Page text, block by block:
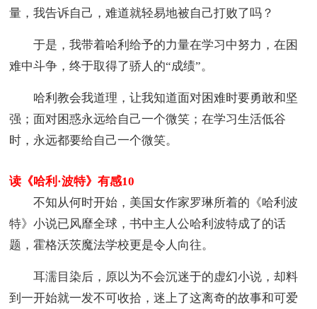
量，我告诉自己，难道就轻易地被自己打败了吗？
于是，我带着哈利给予的力量在学习中努力，在困
难中斗争，终于取得了骄人的“成绩”。
哈利教会我道理，让我知道面对困难时要勇敢和坚
强；面对困惑永远给自己一个微笑；在学习生活低谷
时，永远都要给自己一个微笑。
读《哈利·波特》有感10
不知从何时开始，美国女作家罗琳所着的《哈利波
特》小说已风靡全球，书中主人公哈利波特成了的话
题，霍格沃茨魔法学校更是令人向往。
耳濡目染后，原以为不会沉迷于的虚幻小说，却料
到一开始就一发不可收拾，迷上了这离奇的故事和可爱